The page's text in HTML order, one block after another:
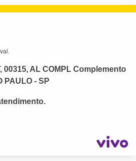
00315, AL COMPL Complemento
PAULO - SP